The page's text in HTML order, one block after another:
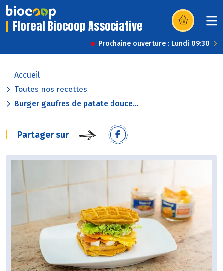
Floreal Biocoop Associative (s’ouvre dans
Prochaine ouverture : Lundi 09:30
Accueil
Toutes nos recettes
Burger gaufres de patate douce...
Partager sur